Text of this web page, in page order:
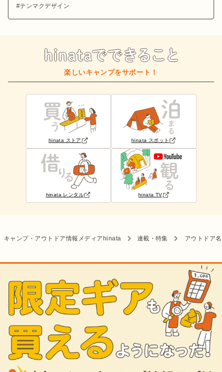
テンマクデザイン
楽しいキャンプをサポート！
hinata ストア hinata スポット
hinata レンタル hinata TV
キャンプ・アウトドア情報メディアhinata 連載・特集 アウトドア